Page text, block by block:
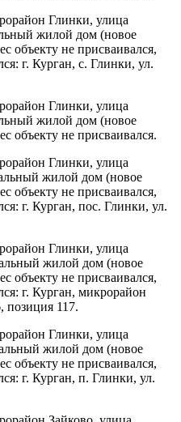
Глинки, улица
жилой дом (новое
объекту не присваивался,
г. Курган, с. Глинки, ул.
Глинки, улица
жилой дом (новое
объекту не присваивался.
Глинки, улица
жилой дом (новое
объекту не присваивался,
г. Курган, пос. Глинки, ул.
Глинки, улица
жилой дом (новое
объекту не присваивался,
г. Курган, микрорайон
117.
Глинки, улица
жилой дом (новое
объекту не присваивался,
г. Курган, п. Глинки, ул.